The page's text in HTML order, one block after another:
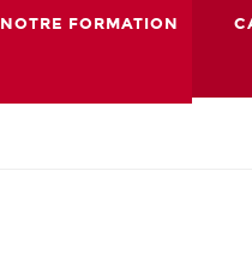
NOTRE FORMATION